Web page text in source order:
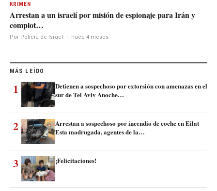
KRIMEN
Arrestan a un israelí por misión de espionaje para Irán y
complot…
Por Policía de Israel · hace 4 meses
MÁS LEÍDO
1
Detienen a sospechoso por extorsión con amenazas en el
sur de Tel Aviv Anoche…
2
Arrestan a sospechoso por incendio de coche en Eilat
Esta madrugada, agentes de la…
3 ¡Felicitaciones!